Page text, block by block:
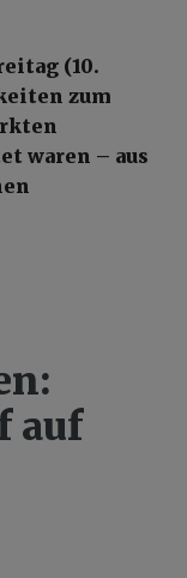
(10.
zum
waren – aus
auf